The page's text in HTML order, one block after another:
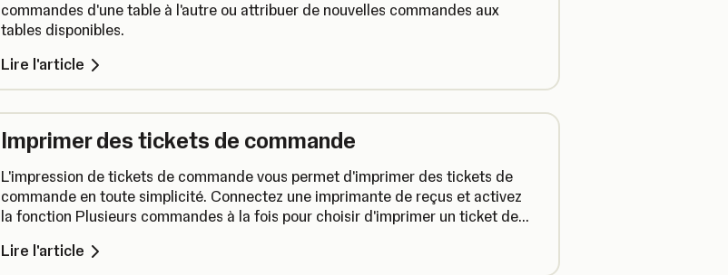
commandes d'une table à l'autre ou attribuer de nouvelles commandes aux
tables disponibles.
Lire l'article
Imprimer des tickets de commande
L'impression de tickets de commande vous permet d'imprimer des tickets de
commande en toute simplicité. Connectez une imprimante de reçus et activez
la fonction Plusieurs commandes à la fois pour choisir d'imprimer un ticket de
Lire l'article